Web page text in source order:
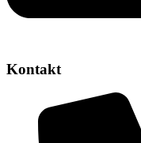
Kontakt